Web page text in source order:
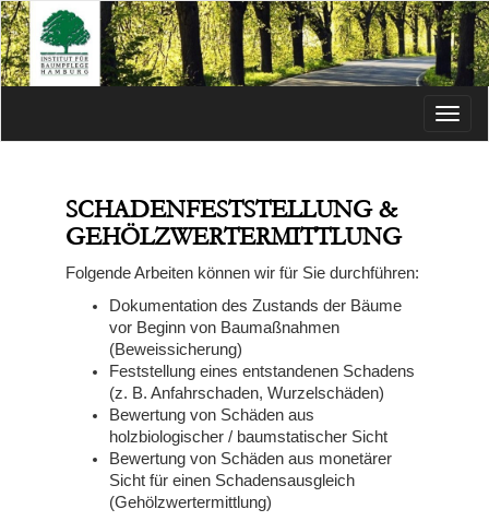
Menü
SCHADENFESTSTELLUNG &
GEHÖLZWERTERMITTLUNG
Folgende Arbeiten können wir für Sie durchführen:
Dokumentation des Zustands der Bäume
vor Beginn von Baumaßnahmen
(Beweissicherung)
Feststellung eines entstandenen Schadens
(z. B. Anfahrschaden, Wurzelschäden)
Bewertung von Schäden aus
holzbiologischer / baumstatischer Sicht
Bewertung von Schäden aus monetärer
Sicht für einen Schadensausgleich
(Gehölzwertermittlung)